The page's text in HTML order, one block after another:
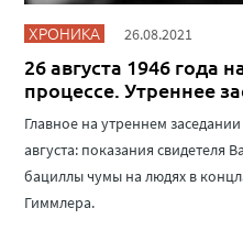
ХРОНИКА 26.08.2021
26 августа 1946 года
процессе. Утреннее
Главное на утреннем
августа: показания свидетеля
бациллы чумы на людях в
Гиммлера.